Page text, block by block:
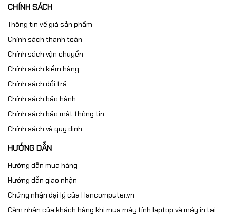
CHÍNH SÁCH
Thông tin về giá sản phẩm
Chính sách thanh toán
Chính sách vận chuyển
Chính sách kiểm hàng
Chính sách đổi trả
Chính sách bảo hành
Chính sách bảo mật thông tin
Chính sách và quy định
HƯỚNG DẪN
Hướng dẫn mua hàng
Hướng dẫn giao nhận
Chứng nhận đại lý của Hancomputer.vn
Cảm nhận của khách hàng khi mua máy tính laptop và máy in tại